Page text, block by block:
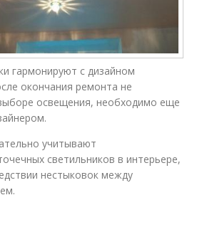
гармонируют с дизайном
окончания ремонта не
освещения, необходимо еще
учитывают
светильников в интерьере,
нестыковок между